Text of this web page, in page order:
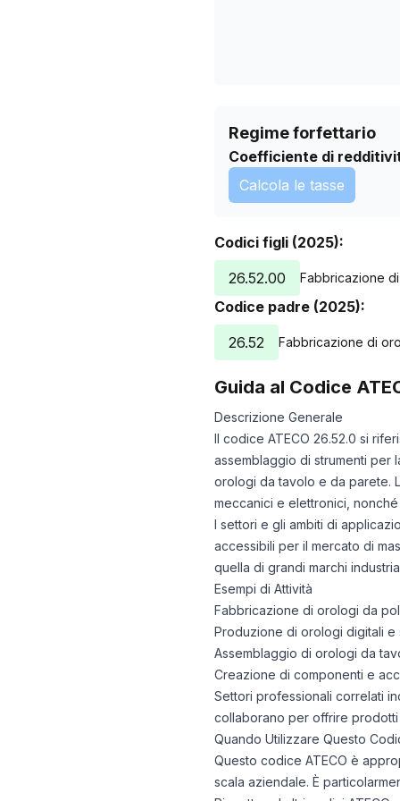
Regime forfettario
Coefficiente di
Calcola le tasse
Codici figli (2025):
26.52.00
Fabbricazione
Codice padre (2025):
26.52
Fabbricazione di
Guida al Codice
Descrizione Generale
Il codice ATECO 26.52.0 si
assemblaggio di strumenti per
orologi da tavolo e da parete.
meccanici e elettronici,
I settori e gli ambiti di
accessibili per il mercato di
quella di grandi marchi
Esempi di Attività
Fabbricazione di orologi da
Produzione di orologi digitali e
Assemblaggio di orologi da
Creazione di componenti e
Settori professionali correlati
collaborano per offrire
Quando Utilizzare Questo
Questo codice ATECO è
scala aziendale. È